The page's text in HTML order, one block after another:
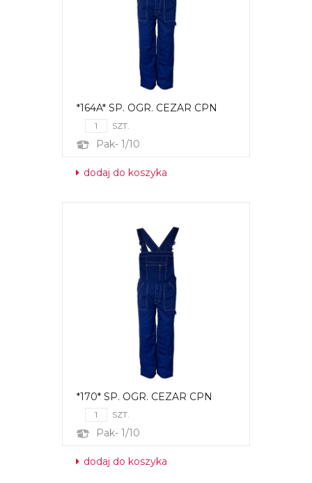
*164A* SP. OGR. CEZAR CPN
SZT.
Pak- 1/10
dodaj do koszyka
*170* SP. OGR. CEZAR CPN
SZT.
Pak- 1/10
dodaj do koszyka